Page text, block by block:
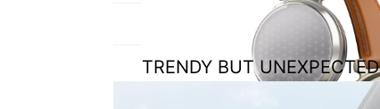
TRENDY BUT UNEXPECTED